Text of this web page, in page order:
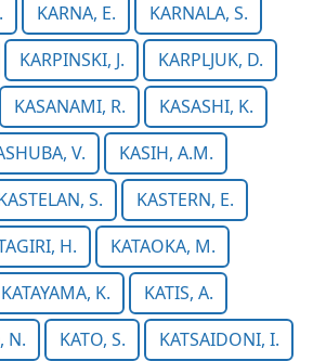
KARNA, E.
KARNALA, S.
KARPINSKI, J.
KARPLJUK, D.
KASANAMI, R.
KASASHI, K.
V.
KASIH, A.M.
S.
KASTERN, E.
H.
KATAOKA, M.
KATAYAMA, K.
KATIS, A.
N. KATO, S.
KATSAIDONI, I.